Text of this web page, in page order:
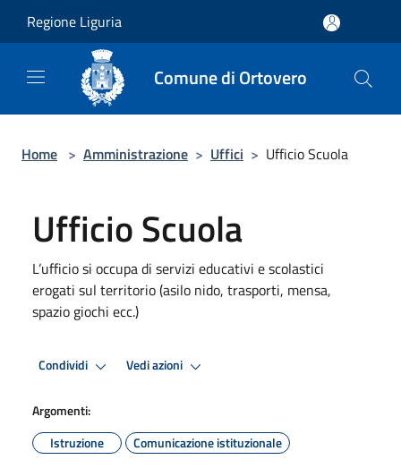
Regione Liguria
Comune di Ortovero
Home > Amministrazione > Uffici > Ufficio Scuola
Ufficio Scuola
L’ufficio si occupa di servizi educativi e scolastici
erogati sul territorio (asilo nido, trasporti, mensa,
spazio giochi ecc.)
Condividi Vedi azioni
Argomenti:
Istruzione
Comunicazione istituzionale